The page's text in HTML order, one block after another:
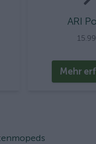
ARI
Mehr